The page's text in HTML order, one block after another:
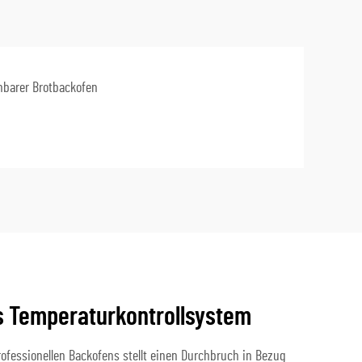
Brotbackofen
Backofens stellt einen Durchbruch in Bezug